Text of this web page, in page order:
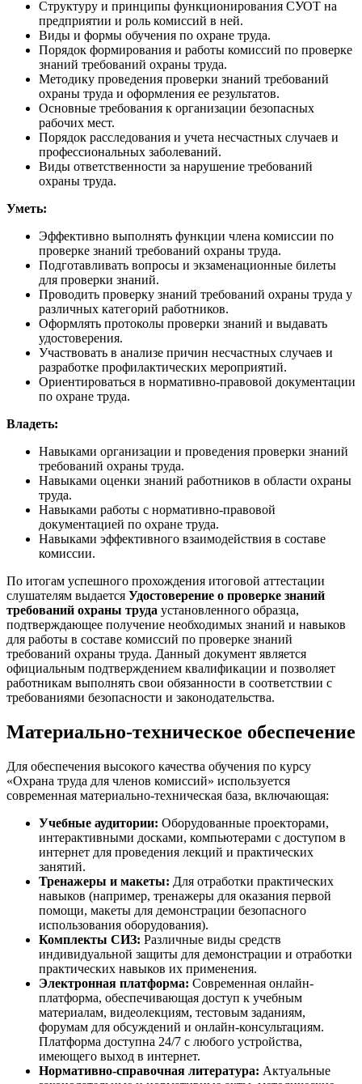
Структуру и принципы функционирования СУОТ на
предприятии и роль комиссий в ней.
Виды и формы обучения по охране труда.
Порядок формирования и работы комиссий по проверке
знаний требований охраны труда.
Методику проведения проверки знаний требований
охраны труда и оформления ее результатов.
Основные требования к организации безопасных
рабочих мест.
Порядок расследования и учета несчастных случаев и
профессиональных заболеваний.
Виды ответственности за нарушение требований
охраны труда.
Уметь:
Эффективно выполнять функции члена комиссии по
проверке знаний требований охраны труда.
Подготавливать вопросы и экзаменационные билеты
для проверки знаний.
Проводить проверку знаний требований охраны труда у
различных категорий работников.
Оформлять протоколы проверки знаний и выдавать
удостоверения.
Участвовать в анализе причин несчастных случаев и
разработке профилактических мероприятий.
Ориентироваться в нормативно-правовой документации
по охране труда.
Владеть:
Навыками организации и проведения проверки знаний
требований охраны труда.
Навыками оценки знаний работников в области охраны
труда.
Навыками работы с нормативно-правовой
документацией по охране труда.
Навыками эффективного взаимодействия в составе
комиссии.
По итогам успешного прохождения итоговой аттестации
слушателям выдается Удостоверение о проверке знаний
требований охраны труда установленного образца,
подтверждающее получение необходимых знаний и навыков
для работы в составе комиссий по проверке знаний
требований охраны труда. Данный документ является
официальным подтверждением квалификации и позволяет
работникам выполнять свои обязанности в соответствии с
требованиями безопасности и законодательства.
Материально-техническое обеспечение
Для обеспечения высокого качества обучения по курсу
«Охрана труда для членов комиссий» используется
современная материально-техническая база, включающая:
Учебные аудитории: Оборудованные проекторами,
интерактивными досками, компьютерами с доступом в
интернет для проведения лекций и практических
занятий.
Тренажеры и макеты: Для отработки практических
навыков (например, тренажеры для оказания первой
помощи, макеты для демонстрации безопасного
использования оборудования).
Комплекты СИЗ: Различные виды средств
индивидуальной защиты для демонстрации и отработки
практических навыков их применения.
Электронная платформа: Современная онлайн-
платформа, обеспечивающая доступ к учебным
материалам, видеолекциям, тестовым заданиям,
форумам для обсуждений и онлайн-консультациям.
Платформа доступна 24/7 с любого устройства,
имеющего выход в интернет.
Нормативно-справочная литература: Актуальные